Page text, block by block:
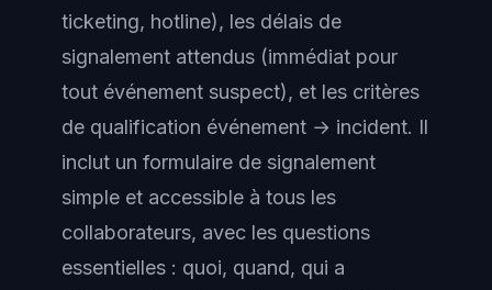
ticketing, hotline), les délais de
signalement attendus (immédiat pour
tout événement suspect), et les critères
de qualification événement → incident. Il
inclut un formulaire de signalement
simple et accessible à tous les
collaborateurs, avec les questions
essentielles : quoi, quand, qui a